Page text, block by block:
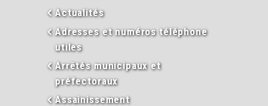
Actualités
Adresses et numéros téléphone
utiles
Arrêtés municipaux et
préfectoraux
Assainissement